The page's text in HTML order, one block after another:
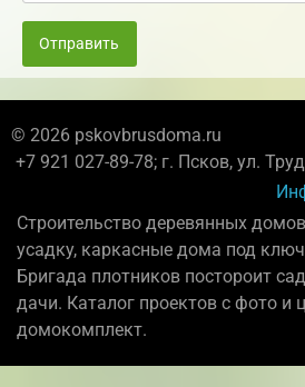
Отправить
© 2026 pskovbrusdoma.ru
+7 921 027-89-78; г. Псков, ул.
Строительство деревянных
усадку, каркасные дома под
Бригада плотников постороит
дачи. Каталог проектов с фото и
домокомплект.